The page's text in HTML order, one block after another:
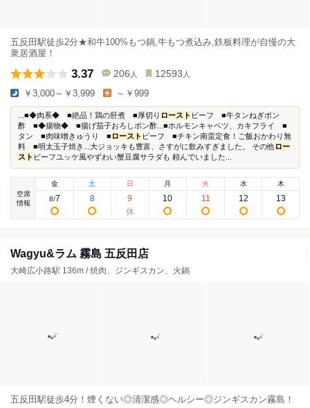
五反田駅徒歩2分★和牛100%もつ鍋,牛もつ煮込み,鉄板料理が自慢の大
衆居酒屋！
3.37 206 人 12593 人
￥3,000～￥3,999 ～￥999
...■◆肉系◆ ■絶品！鶏の肝煮 ■厚切り ロースト ビーフ ■牛タンねぎポン
酢 ■◆揚物◆ ■揚げ茄子おろしポン酢...■ホルモンキャベツ、カキフライ ■
タン ■肉味噌きゅうり ■ ロースト ビーフ ■チキン南蛮定食！ご飯おかわり無
料 ■明太玉子焼き...大ジョッキも豊富、さすがに飲みすぎました。 その他 ロー
スト ビーフユッケ風やずわい蟹豆腐サラダも 頼んでいました...
空席
情報
金
8/7
土
8
日
9
月
10
火
11
水
12
木
13
Wagyu&ラム 霧島 五反田店
大崎広小路駅 136m / 焼肉、ジンギスカン、火鍋
五反田駅徒歩4分！煙くない◎清潔感◎ヘルシー◎ジンギスカン霧島！